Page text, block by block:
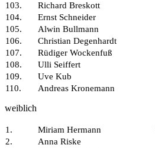
103.
Richard Breskott
104.
Ernst Schneider
105.
Alwin Bullmann
106.
Christian Degenhardt
107.
Rüdiger Wockenfuß
108.
Ulli Seiffert
109.
Uve Kub
110.
Andreas Kronemann
weiblich
1. Miriam Hermann
2.
Anna Riske